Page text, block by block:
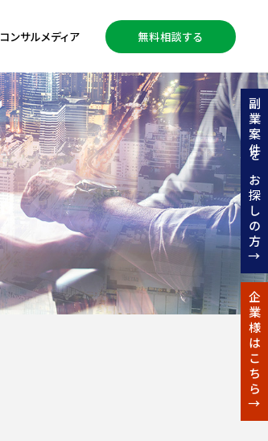
コンサルメディア 無料相談する
副業案件をお探しの方↑
企業様はこちら↑